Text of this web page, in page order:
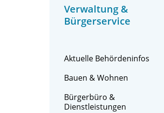
Verwaltung &
Bürgerservice
Aktuelle Behördeninfos
Bauen & Wohnen
Bürgerbüro &
Dienstleistungen